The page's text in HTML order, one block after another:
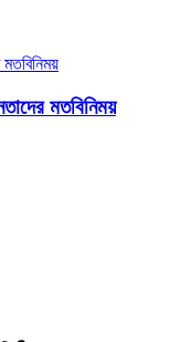
মতবিনিময়